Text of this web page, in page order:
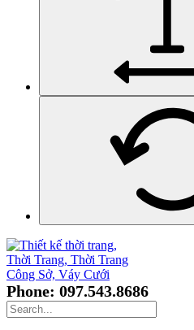
Phone: 097.543.8686